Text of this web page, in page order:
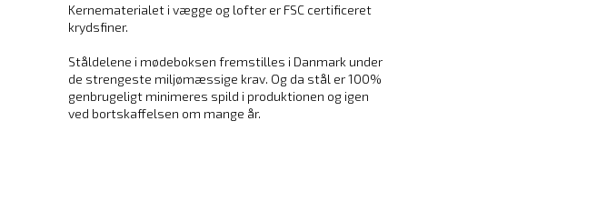
Kernematerialet i vægge og lofter er FSC certificeret
krydsfiner.
Ståldelene i mødeboksen fremstilles i Danmark under
de strengeste miljømæssige krav. Og da stål er 100%
genbrugeligt minimeres spild i produktionen og igen
ved bortskaffelsen om mange år.